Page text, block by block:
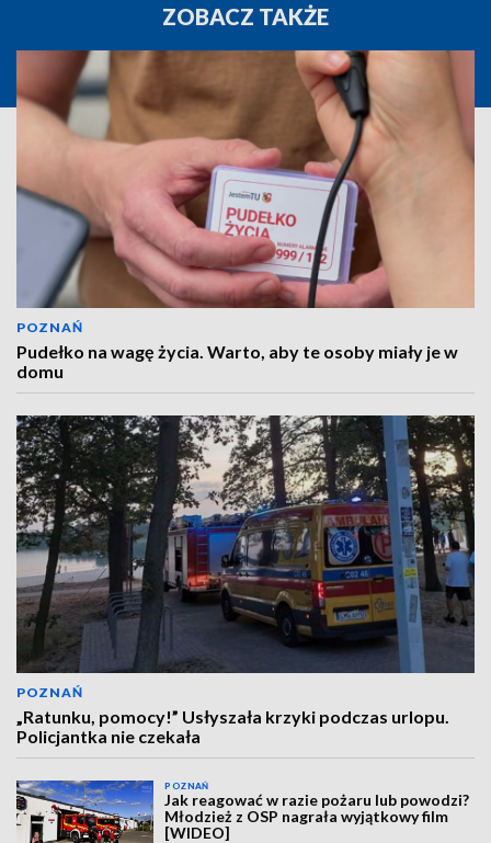
ZOBACZ TAKŻE
POZNAŃ
Pudełko na wagę życia. Warto, aby te osoby miały je w
domu
POZNAŃ
„Ratunku, pomocy!” Usłyszała krzyki podczas urlopu.
Policjantka nie czekała
POZNAŃ
Jak reagować w razie pożaru lub powodzi?
Młodzież z OSP nagrała wyjątkowy film
[WIDEO]